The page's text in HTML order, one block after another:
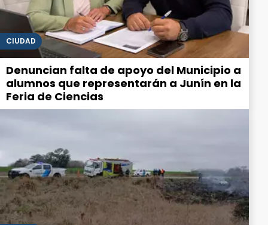
CIUDAD
Denuncian falta de apoyo del Municipio a
alumnos que representarán a Junín en la
Feria de Ciencias